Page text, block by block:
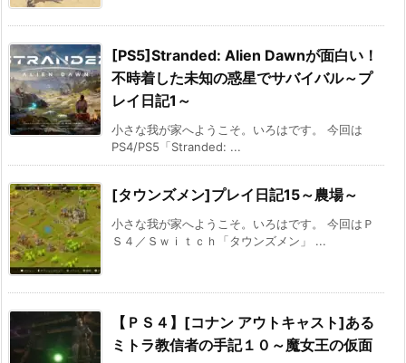
[PS5]Stranded: Alien Dawnが面白い！
不時着した未知の惑星でサバイバル～プ
レイ日記1～
小さな我が家へようこそ。いろはです。 今回は
PS4/PS5「Stranded: ...
[タウンズメン]プレイ日記15～農場～
小さな我が家へようこそ。いろはです。 今回はＰ
Ｓ４／Ｓｗｉｔｃｈ「タウンズメン」 ...
【ＰＳ４】[コナン アウトキャスト]ある
ミトラ教信者の手記１０～魔女王の仮面